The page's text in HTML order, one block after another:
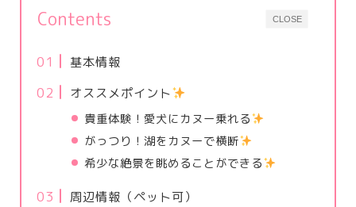
CLOSE
Contents
基本情報
オススメポイント
貴重体験！愛犬にカヌー乗れる
がっつり！湖をカヌーで横断
希少な絶景を眺めることができる
周辺情報（ペット可）